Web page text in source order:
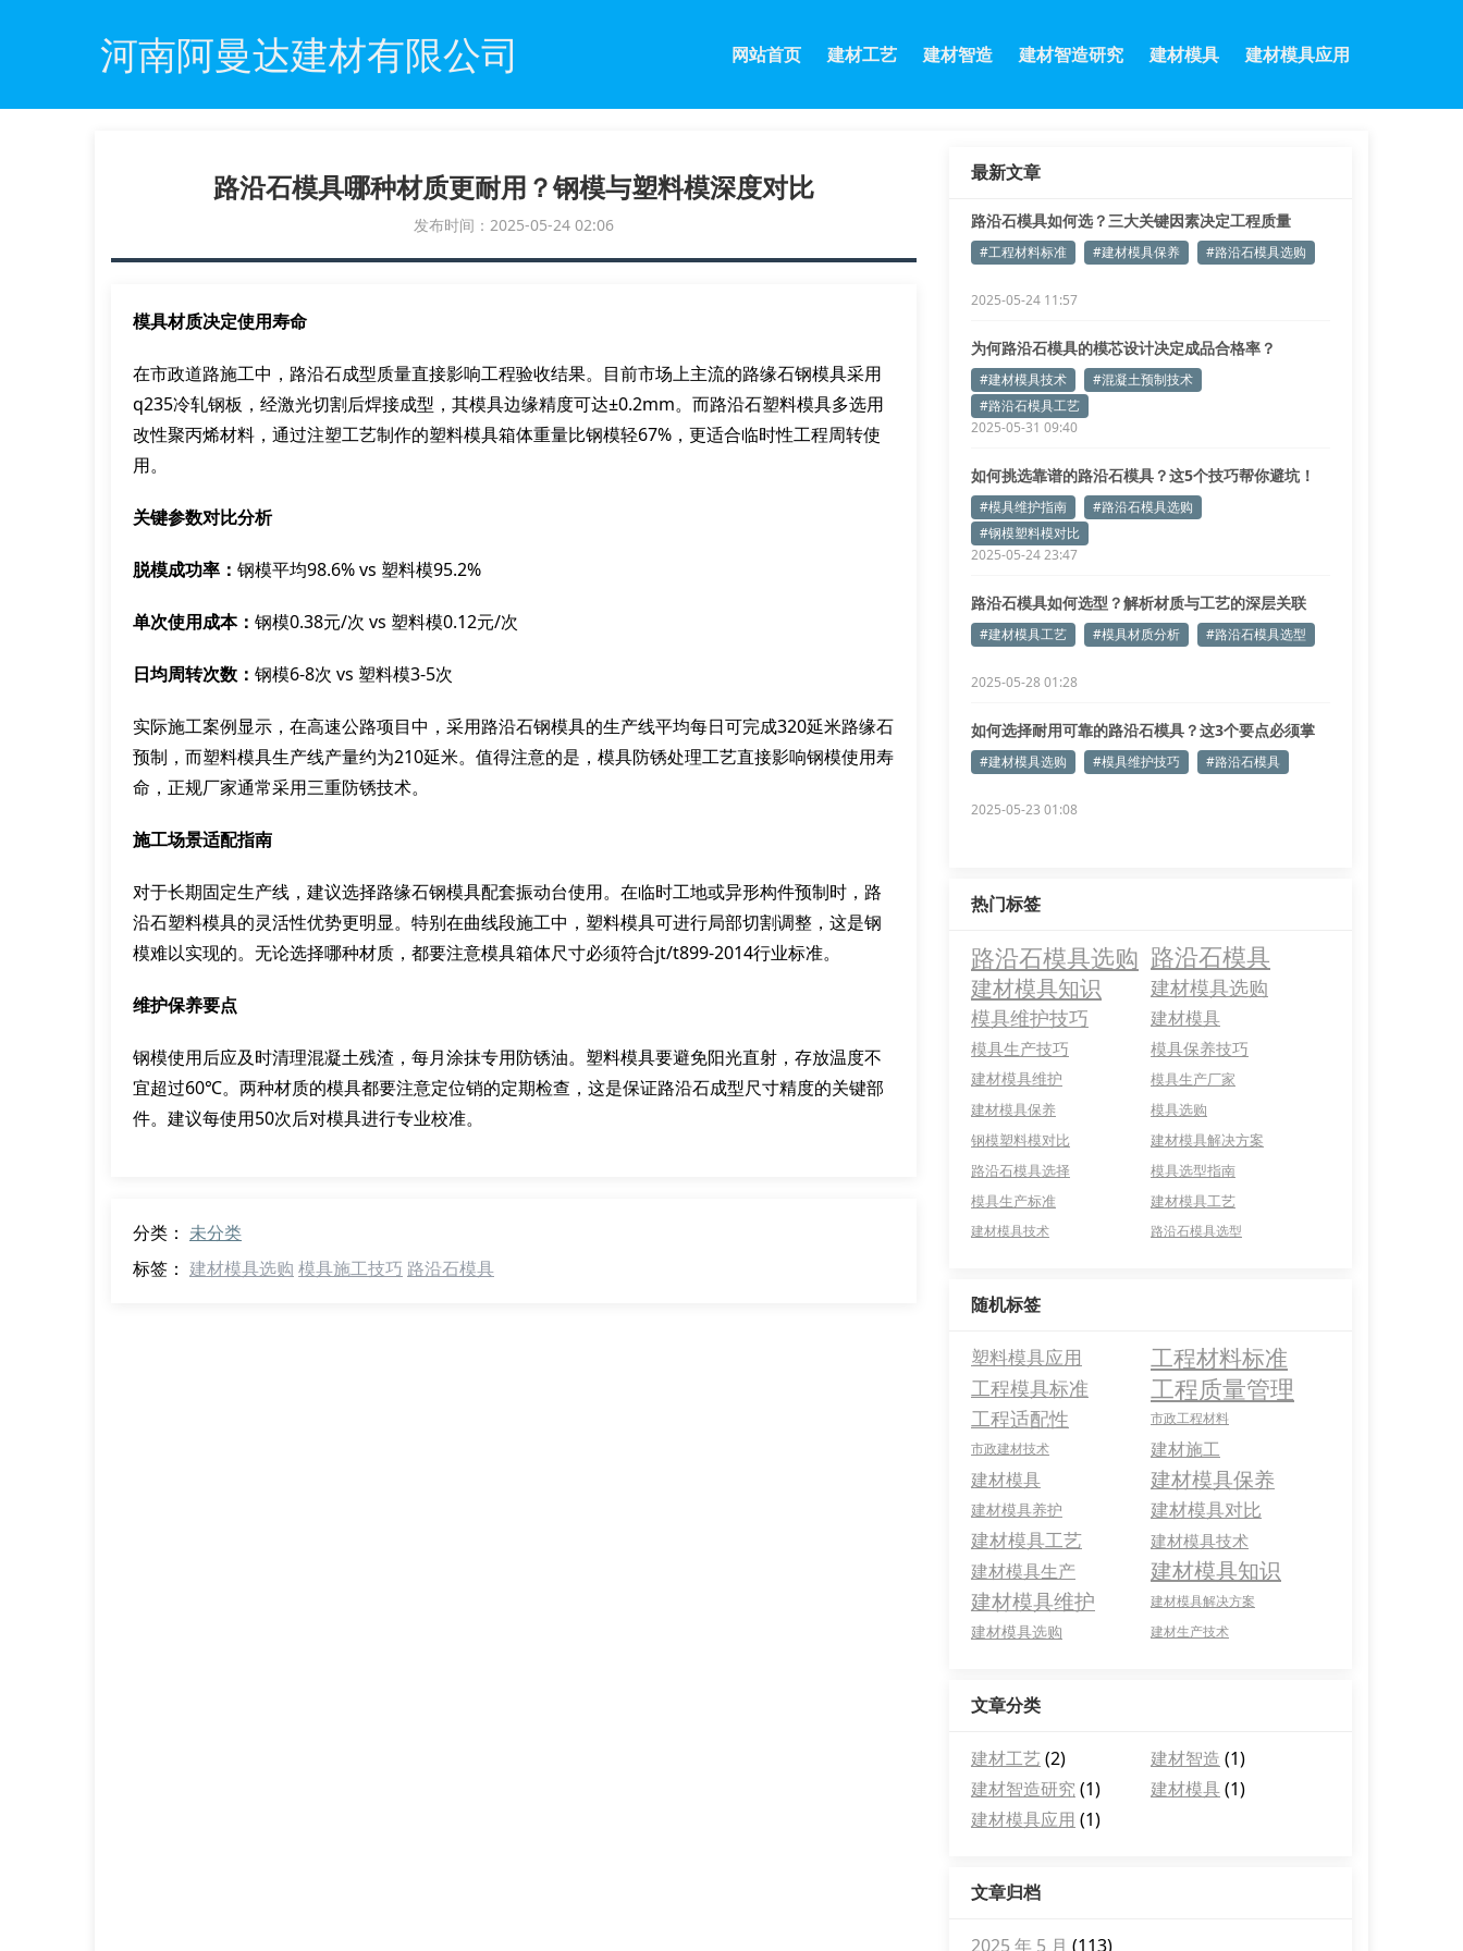
河南阿曼达建材有限公司 网站首页 建材工艺 建材智造 建材智造研究 建材模具 建材模具应用
路沿石模具哪种材质更耐用？钢模与塑料模深度对比
发布时间：2025-05-24 02:06
模具材质决定使用寿命
在市政道路施工中，路沿石成型质量直接影响工程验收结果。目前市场上主流的路缘石钢模具采用
q235冷轧钢板，经激光切割后焊接成型，其模具边缘精度可达±0.2mm。而路沿石塑料模具多选用
改性聚丙烯材料，通过注塑工艺制作的塑料模具箱体重量比钢模轻67%，更适合临时性工程周转使
用。
关键参数对比分析
脱模成功率： 钢模平均98.6% vs 塑料模95.2%
单次使用成本： 钢模0.38元/次 vs 塑料模0.12元/次
日均周转次数： 钢模6-8次 vs 塑料模3-5次
实际施工案例显示，在高速公路项目中，采用路沿石钢模具的生产线平均每日可完成320延米路缘石
预制，而塑料模具生产线产量约为210延米。值得注意的是，模具防锈处理工艺直接影响钢模使用寿
命，正规厂家通常采用三重防锈技术。
施工场景适配指南
对于长期固定生产线，建议选择路缘石钢模具配套振动台使用。在临时工地或异形构件预制时，路
沿石塑料模具的灵活性优势更明显。特别在曲线段施工中，塑料模具可进行局部切割调整，这是钢
模难以实现的。无论选择哪种材质，都要注意模具箱体尺寸必须符合jt/t899-2014行业标准。
维护保养要点
钢模使用后应及时清理混凝土残渣，每月涂抹专用防锈油。塑料模具要避免阳光直射，存放温度不
宜超过60℃。两种材质的模具都要注意定位销的定期检查，这是保证路沿石成型尺寸精度的关键部
件。建议每使用50次后对模具进行专业校准。
分类： 未分类
标签： 建材模具选购 模具施工技巧 路沿石模具
最新文章
路沿石模具如何选？三大关键因素决定工程质量
#工程材料标准 #建材模具保养 #路沿石模具选购
2025-05-24 11:57
为何路沿石模具的模芯设计决定成品合格率？
#建材模具技术
#混凝土预制技术
#路沿石模具工艺
2025-05-31 09:40
如何挑选靠谱的路沿石模具？这5个技巧帮你避坑！
#模具维护指南
#路沿石模具选购
#钢模塑料模对比
2025-05-24 23:47
路沿石模具如何选型？解析材质与工艺的深层关联
#建材模具工艺 #模具材质分析 #路沿石模具选型
2025-05-28 01:28
如何选择耐用可靠的路沿石模具？这3个要点必须掌
握！
#建材模具选购 #模具维护技巧 #路沿石模具
2025-05-23 01:08
热门标签
路沿石模具选购 路沿石模具
建材模具知识
建材模具选购
模具维护技巧
建材模具
模具生产技巧 模具保养技巧
建材模具维护
模具生产厂家
建材模具保养
模具选购
钢模塑料模对比
建材模具解决方案
路沿石模具选择
模具选型指南
模具生产标准
建材模具工艺
建材模具技术 路沿石模具选型
随机标签
塑料模具应用 工程材料标准
工程模具标准 工程质量管理
工程适配性
市政工程材料
市政建材技术
建材施工
建材模具
建材模具保养
建材模具养护
建材模具对比
建材模具工艺
建材模具技术
建材模具生产 建材模具知识
建材模具维护 建材模具解决方案
建材模具选购 建材生产技术
文章分类
建材工艺(2) 建材智造 (1)
建材智造研究 (1) 建材模具(1)
建材模具应用 (1)
文章归档
2025 年 5 月 (113)